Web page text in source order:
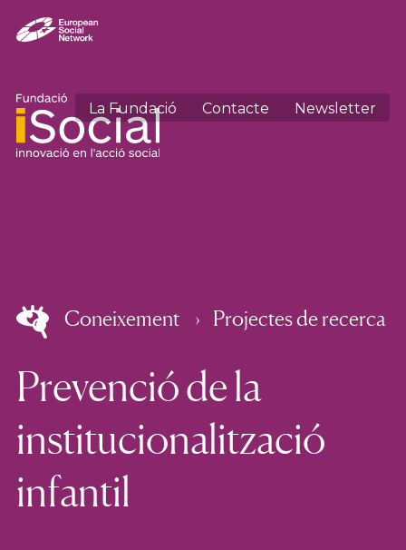
La Fundació Contacte Newsletter
Coneixement Projectes de recerca
Prevenció de la
institucionalització
infantil